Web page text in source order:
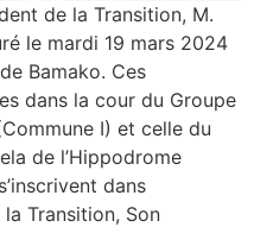
de la Transition, M.
le mardi 19 mars 2024
Bamako. Ces
dans la cour du Groupe
I) et celle du
de l’Hippodrome
dans
la Transition, Son